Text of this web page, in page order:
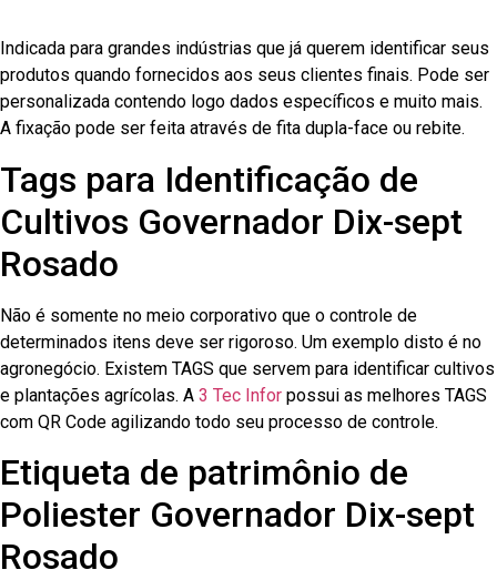
Indicada para grandes indústrias que já querem identificar seus
produtos quando fornecidos aos seus clientes finais. Pode ser
personalizada contendo logo dados específicos e muito mais.
A fixação pode ser feita através de fita dupla-face ou rebite.
Tags para Identificação de
Cultivos Governador Dix-sept
Rosado
Não é somente no meio corporativo que o controle de
determinados itens deve ser rigoroso. Um exemplo disto é no
agronegócio. Existem TAGS que servem para identificar cultivos
e plantações agrícolas. A 3 Tec Infor possui as melhores TAGS
com QR Code agilizando todo seu processo de controle.
Etiqueta de patrimônio de
Poliester Governador Dix-sept
Rosado